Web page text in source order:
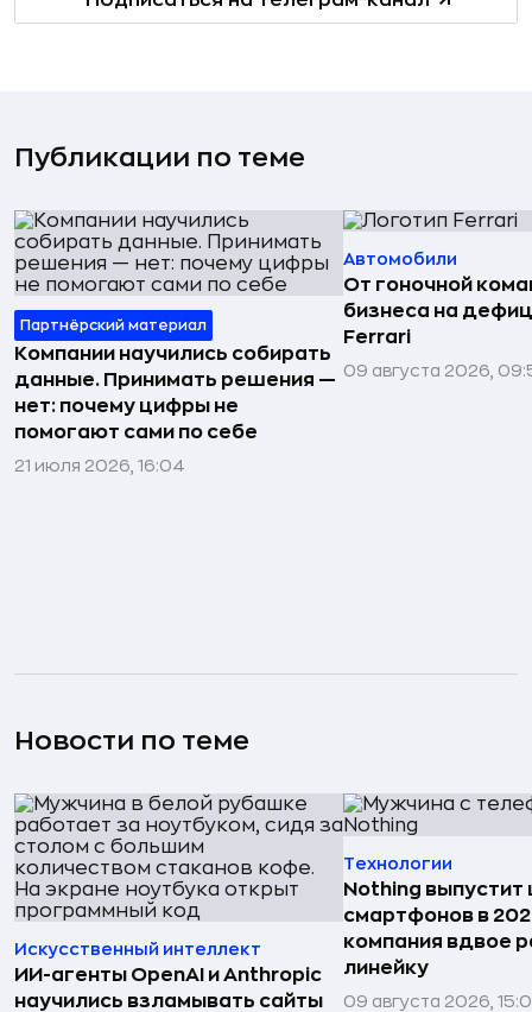
Публикации по теме
Партнёрский материал
Компании научились собирать
данные. Принимать решения —
нет: почему цифры не
помогают сами по себе
21 июля 2026, 16:04
Автомобили
От гоночной
бизнеса на
Ferrari
09 августа 2026,
Новости по теме
Искусственный интеллект
ИИ-агенты OpenAI и Anthropic
научились взламывать сайты
Технологии
Nothing выпустит
смартфонов в
компания вдвое
линейку
09 августа 2026,